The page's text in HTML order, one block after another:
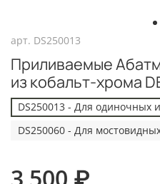
арт. DS250013
Приливаемые
из кобальт-хрома
DS250013 - Для одиночных
DS250060 - Для
3 500 ₽